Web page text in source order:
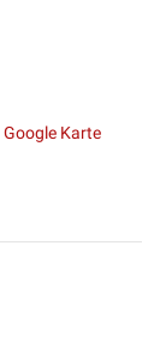
Google Karte